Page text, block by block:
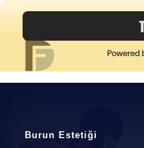
Burun Estetiği